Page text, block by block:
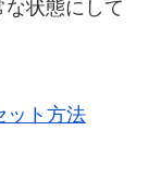
状態にして
ット方法